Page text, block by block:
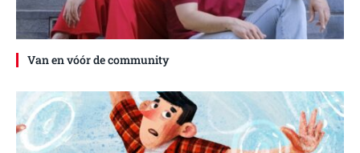
Van en vóór de community